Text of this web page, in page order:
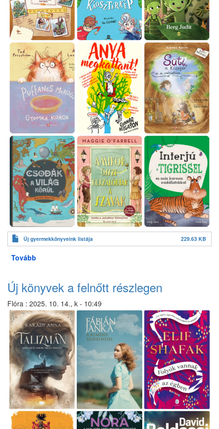
Új gyermekkönyveink listája 229.63 KB
Tovább
gyermek
részlegen)
Új könyvek a felnőtt részlegen
Flóra : 2025. 10. 14., k - 10:49